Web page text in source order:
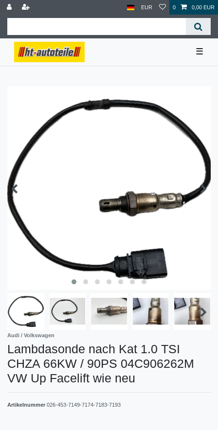
EUR 0 0,00 EUR
☰
Audi / Volkswagen
Lambdasonde nach Kat 1.0 TSI
CHZA 66KW / 90PS 04C906262M
VW Up Facelift wie neu
Artikelnummer 026-453-7149-7174-7183-7193